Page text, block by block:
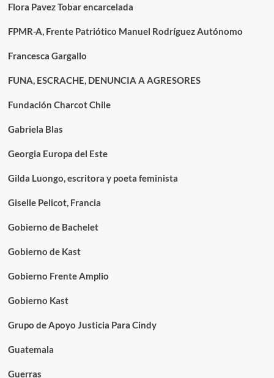
Flora Pavez Tobar encarcelada
FPMR-A, Frente Patriótico Manuel Rodríguez Autónomo
Francesca Gargallo
FUNA, ESCRACHE, DENUNCIA A AGRESORES
Fundación Charcot Chile
Gabriela Blas
Georgia Europa del Este
Gilda Luongo, escritora y poeta feminista
Giselle Pelicot, Francia
Gobierno de Bachelet
Gobierno de Kast
Gobierno Frente Amplio
Gobierno Kast
Grupo de Apoyo Justicia Para Cindy
Guatemala
Guerras